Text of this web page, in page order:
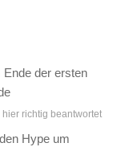
richtig beantwortet
Hype um